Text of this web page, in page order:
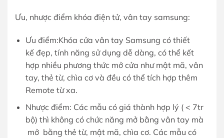
Ưu, nhược điểm khóa điện tử, vân tay samsung:
Ưu điểm:Khóa cửa vân tay Samsung có thiết
kế đẹp, tính năng sử dụng dễ dàng, có thể kết
hợp nhiều phương thức mở cửa như mật mã, vân
tay, thẻ từ, chìa cơ và đều có thể tích hợp thêm
Remote từ xa.
Nhược điểm: Các mẫu có giá thành hợp lý ( < 7tr
bộ) thì không có chức năng mở bằng vân tay mà
mở bằng thẻ từ, mật mã, chìa cơ. Các mẫu có